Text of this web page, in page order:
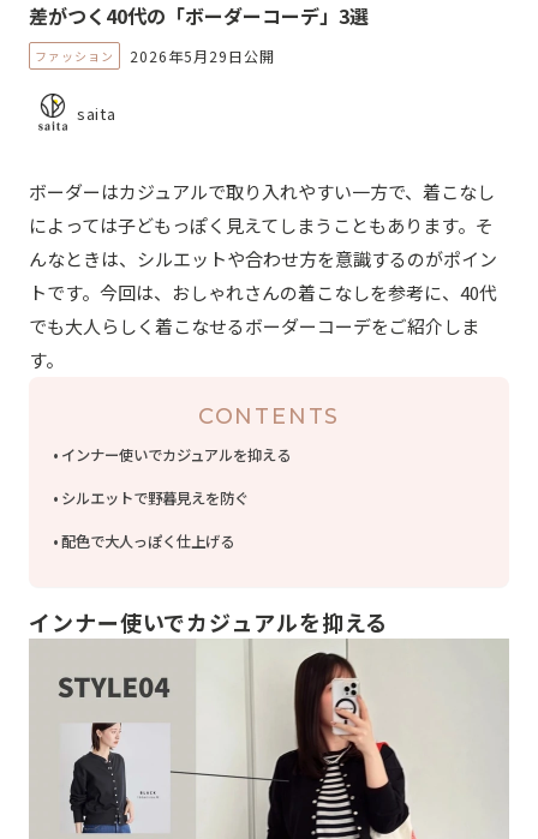
差がつく40代の「ボーダーコーデ」3選
ファッション 2026年5月29日公開
saita
ボーダーはカジュアルで取り入れやすい一方で、着こなし
によっては子どもっぽく見えてしまうこともあります。そ
んなときは、シルエットや合わせ方を意識するのがポイン
トです。今回は、おしゃれさんの着こなしを参考に、40代
でも大人らしく着こなせるボーダーコーデをご紹介しま
す。
CONTENTS
インナー使いでカジュアルを抑える
シルエットで野暮見えを防ぐ
配色で大人っぽく仕上げる
インナー使いでカジュアルを抑える